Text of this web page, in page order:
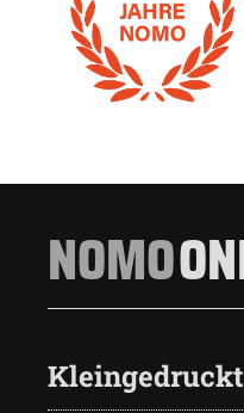
NOMO